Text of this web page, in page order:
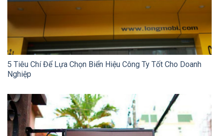
5 Tiêu Chí Để Lựa Chọn Biển Hiệu Công Ty Tốt Cho Doanh
Nghiệp